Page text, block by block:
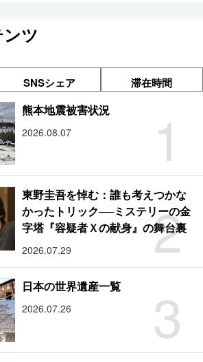
ツ
SNSシェア 滞在時間
1
熊本地震被害状況
2026.08.07
2
東野圭吾を悼む：誰も考えつかな
かったトリック──ミステリーの金
字塔『容疑者Ｘの献身』の舞台裏
2026.07.29
3
日本の世界遺産一覧
2026.07.26